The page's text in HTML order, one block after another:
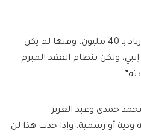
وأكمل: “لو كان الزمالك اشترى زياد بـ 40 مليون، وقتها لم يكن
ولكن بنظام العقد المبرم
حمدي وعبد العزيز
أو رسمية، وإذا حدث هذا لن